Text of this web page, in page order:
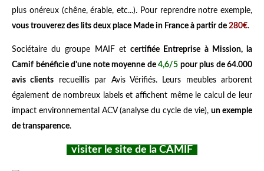
plus onéreux (chêne, érable, etc...). Pour reprendre notre exemple,
vous trouverez des lits deux place Made in France à partir de 280€.
Sociétaire du groupe MAIF etcertifiée Entreprise à Mission, la
Camif bénéficie d'une note moyenne de 4,6/5 pour plus de 64.000
avis clients recueillis par Avis Vérifiés. Leurs meubles arborent
également de nombreux labels et affichent même le calcul de leur
impact environnemental ACV (analyse du cycle de vie), un exemple
de transparence.
visiter le site de la CAMIF